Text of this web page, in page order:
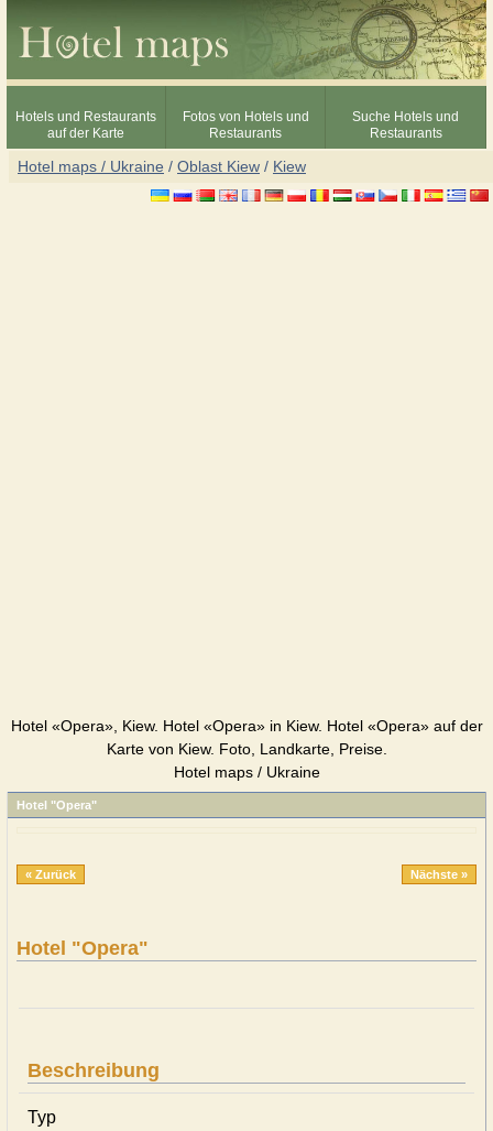
Hotels und Restaurants
auf der Karte
Fotos von Hotels und
Restaurants
Suche Hotels und
Restaurants
Hotel maps / Ukraine / Oblast Kiew / Kiew
Hotel «Opera», Kiew. Hotel «Opera» in Kiew. Hotel «Opera» auf der
Karte von Kiew. Foto, Landkarte, Preise.
Hotel maps / Ukraine
Hotel "Opera"
« Zurück Nächste »
Hotel "Opera"
Beschreibung
Typ